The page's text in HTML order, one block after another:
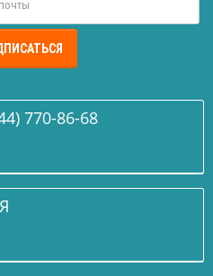
770-86-68